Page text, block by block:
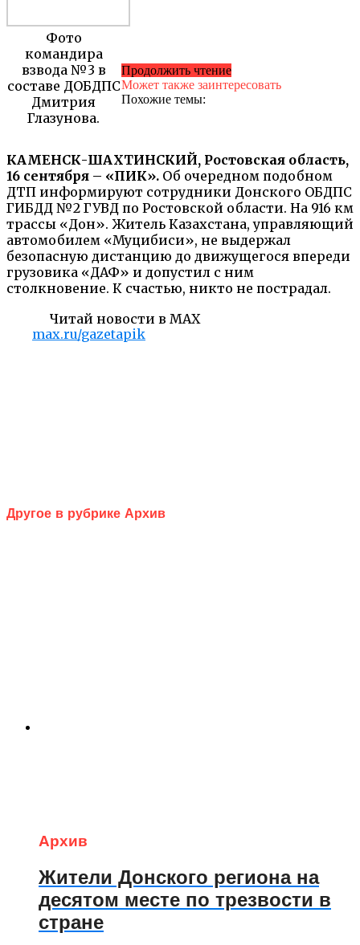
Фото
командира
взвода №3 в
составе ДОБДПС
Дмитрия
Глазунова.
КАМЕНСК-ШАХТИНСКИЙ, Ростовская область,
16 сентября – «ПИК». Об очередном подобном
ДТП информируют сотрудники Донского ОБДПС
ГИБДД №2 ГУВД по Ростовской области. На 916 км
трассы «Дон». Житель Казахстана, управляющий
автомобилем «Муцибиси», не выдержал
безопасную дистанцию до движущегося впереди
грузовика «ДАФ» и допустил с ним
столкновение. К счастью, никто не пострадал.
Читай новости в MAX
max.ru/gazetapik
Продолжить чтение
Может также заинтересовать
Похожие темы:
Другое в рубрике Архив
Архив
Жители Донского региона на
десятом месте по трезвости в
стране